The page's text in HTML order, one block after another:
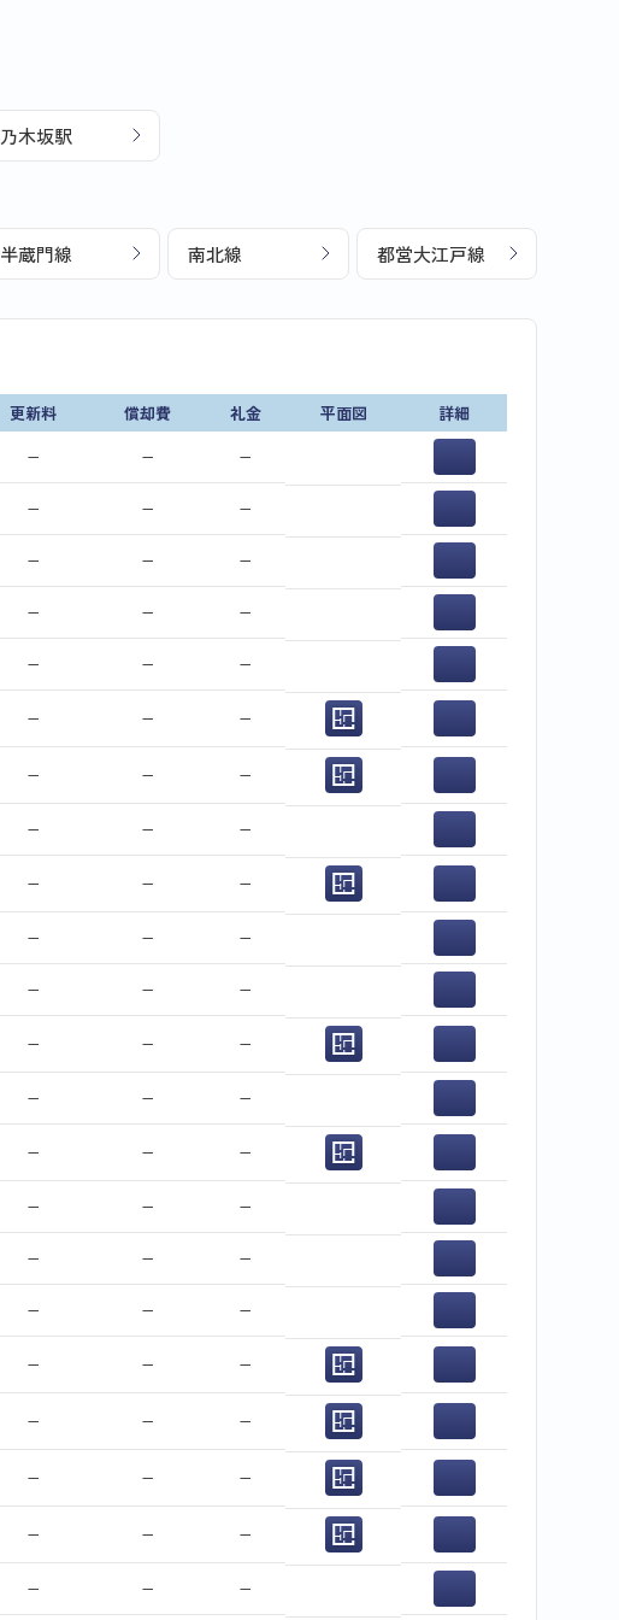
乃木坂駅
半蔵門線 南北線 都営大江戸線
更新料 償却費 礼金 平面図
詳細
− − −
− − −
− − −
− − −
− − −
− − −
− − −
− − −
− − −
− − −
− − −
− − −
− − −
− − −
− − −
− − −
− − −
− − −
− − −
− − −
− − −
− − −